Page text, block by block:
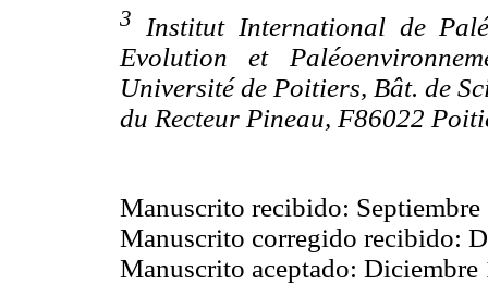
3
Institut International de
Evolution et
Université de Poitiers, Bât. de
du Recteur Pineau, F86022
Manuscrito recibido: Septiembre
Manuscrito corregido recibido:
Manuscrito aceptado: Diciembre